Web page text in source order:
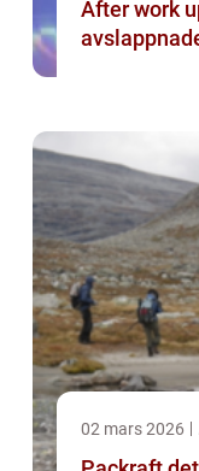
After work uppsala
02 mars 2026